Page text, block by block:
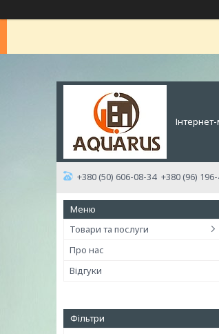
+380 (50) 606-08-34 +380 (96)
Товари та послуги
Про нас
Відгуки
Фільтри